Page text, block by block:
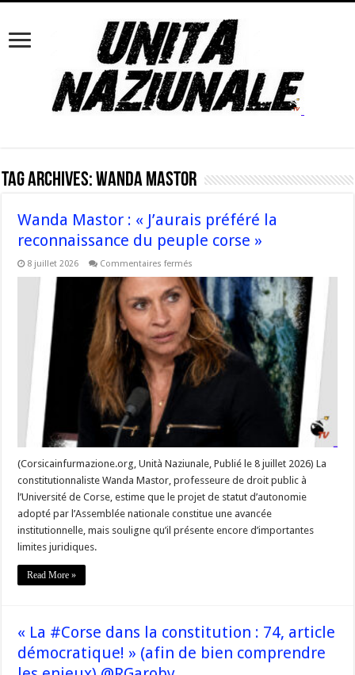
Tag Archives:Wanda Mastor
Wanda Mastor : « J’aurais préféré la
reconnaissance du peuple corse »
8 juillet 2026 Commentaires fermés
Mastor
:
«
J’aurais
préféré
la
reconnaissance
du
peuple
corse
»
(Corsicainfurmazione.org, Unità Naziunale, Publié le 8 juillet 2026) La
constitutionnaliste Wanda Mastor, professeure de droit public à
l’Université de Corse, estime que le projet de statut d’autonomie
adopté par l’Assemblée nationale constitue une avancée
institutionnelle, mais souligne qu’il présente encore d’importantes
limites juridiques.
Read More »
« La #Corse dans la constitution : 74, article
démocratique! » (afin de bien comprendre